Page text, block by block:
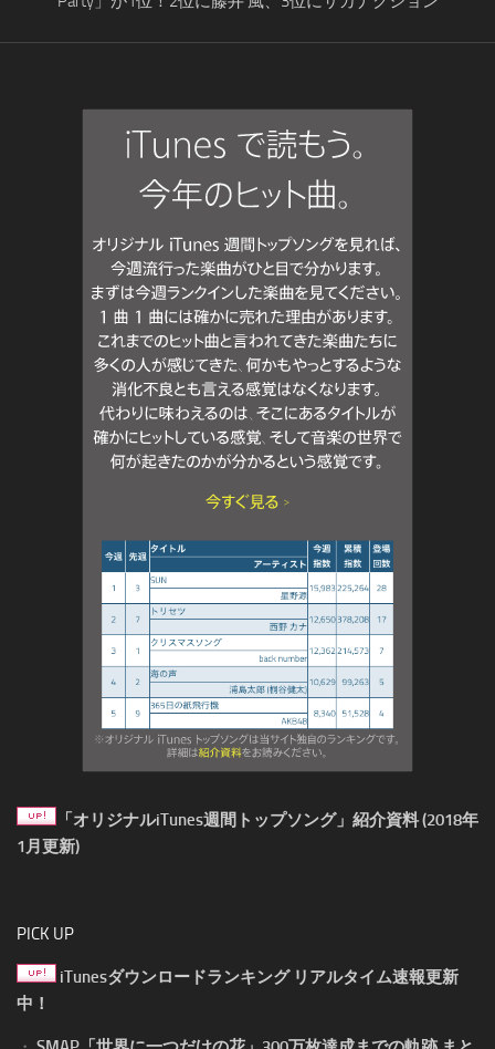
「オリジナルiTunes週間トップソング」紹介資料 (2018年
1月更新)
PICK UP
iTunesダウンロードランキング リアルタイム速報更新
中！